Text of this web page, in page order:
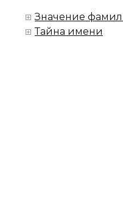
Значение
Тайна имени